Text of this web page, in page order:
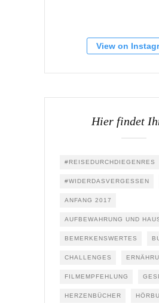
View on
Hier findet
#REISEDURCHDIEGENRES
#WIDERDASVERGESSEN
ANFANG 2017
AUFBEWAHRUNG UND
BEMERKENSWERTES
CHALLENGES
FILMEMPFEHLUNG
HERZENBÜCHER